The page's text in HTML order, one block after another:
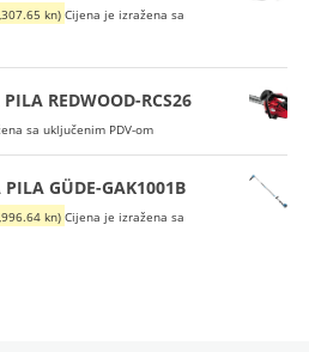
kn) Trenutna
je:
€439.00
(3,307.65
kn).
Cijena je izražena sa
REDWOOD-RCS26
sa uključenim PDV-om
PILA GÜDE-GAK1001B
kn) Trenutna
Cijena je izražena sa